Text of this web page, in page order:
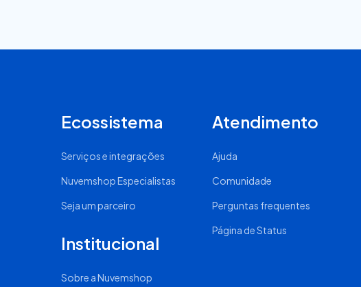
Ecossistema
Serviços e integrações
Nuvemshop Especialistas
Seja um parceiro
Institucional
Sobre a Nuvemshop
Atendimento
Ajuda
Comunidade
Perguntas frequentes
Página de Status